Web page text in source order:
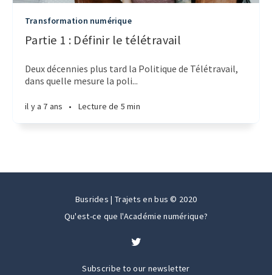
Transformation numérique
Partie 1 : Définir le télétravail
Deux décennies plus tard la Politique de Télétravail,
dans quelle mesure la poli...
il y a 7 ans • Lecture de 5 min
Busrides | Trajets en bus © 2020
Qu'est-ce que l'Académie numérique?
Subscribe to our newsletter